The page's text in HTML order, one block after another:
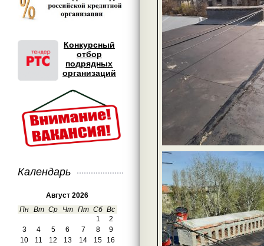
Конкурсный
отбор
подрядных
организаций
Календарь
Август 2026
Пн Вт Ср Чт Пт Сб Вс
1
2
3
4 5 6 7 8
9
10
11 12 13 14 15
16